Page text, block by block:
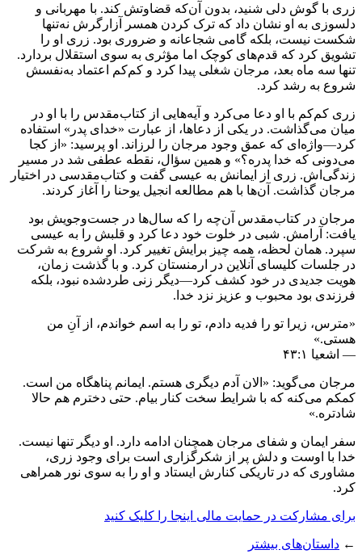
زری با گوش دلی شنید، بدون آن‌که قضاوتش کند. با مهربانی و
دلسوزی به او نشان داد که ترک کردن همسر آزارگرش نه‌تنها
شکست نیست، بلکه گامی شجاعانه و ضروری بود. زری او را
تشویق کرد که قدم‌های کوچک اما مؤثری به سوی استقلال بردارد.
تنها سه ماه بعد، مرجان شغلی پیدا کرد و کم‌کم اعتماد به‌نفسش
شروع به رشد کرد.
زری کم‌کم با او دعا می‌کرد و آیه‌هایی از کتاب‌مقدس را با او در
میان می‌گذاشت. در یکی از دعاها، از عبارت «خدای پدر» استفاده
کرد—واژه‌ای که عمق وجود مرجان را لرزاند. او پرسید: «از کجا
می‌دونی که خدا پدره؟» و همین سؤال، نقطه عطفی شد در مسیر
زندگی‌اش. زری از ایمانش به عیسی گفت و کتاب‌مقدسی در اختیار
مرجان گذاشت. آن‌ها با هم مطالعه انجیل یوحنا را آغاز کردند.
مرجان در کتاب‌مقدس آن‌چه را که سال‌ها در جست‌وجویش بود
یافت: آرامش. شبی در خلوت خود دعا کرد و قلبش را به عیسی
سپرد. همان لحظه، همه چیز برایش تغییر کرد. او شروع به شرکت
در جلسات کلیسای آنلاین در ارمنستان کرد. و با گذشت زمان،
هویت جدیدی در خود کشف کرد—دیگر زنی طردشده نبود، بلکه
فرزندی بود محبوب و عزیز نزد خدا.
«مترس، زیرا تو را فدیه دادم، تو را به اسم خواندم، از آنِ من
هستی.»
— اشعیا ۴۳:۱
مرجان می‌گوید: «الان آدم دیگری هستم. ایمانم پناهگاه من است.
کمکم می‌کنه که با شرایط سخت کنار بیام. حتی دخترم هم حالا
شادتره.»
سفر ایمان و شفای مرجان همچنان ادامه دارد. او دیگر تنها نیست.
خدا با اوست و دلش پر از شکرگزاری است برای وجود زری،
مشاوری که در تاریکی کنارش ایستاد و او را به سوی نور همراهی
کرد.
برای مشارکت در حمایت مالی اینجا را کلیک کنید
← داستان‌های بیشتر